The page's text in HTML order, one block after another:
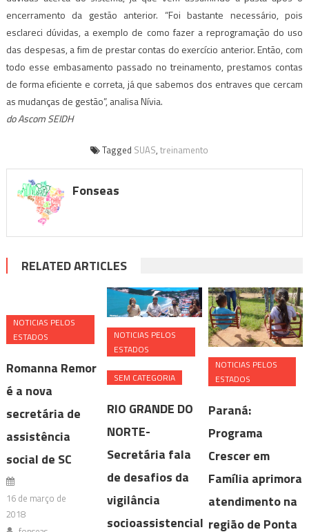
encerramento da gestão anterior. “Foi bastante necessário, pois
esclareci dúvidas, a exemplo de como fazer a reprogramação do uso
das despesas, a fim de prestar contas do exercício anterior. Então, com
todo esse embasamento passado no treinamento, prestamos contas
de forma eficiente e correta, já que sabemos dos entraves que cercam
as mudanças de gestão”, analisa Nívia.
do Ascom SEIDH
Tagged SUAS, treinamento
Fonseas
RELATED ARTICLES
NOTICIAS PELOS
ESTADOS
Romanna Remor
é a nova
secretária de
assistência
social de SC
16 de março de
2018
NOTICIAS PELOS
ESTADOS
SEM CATEGORIA
RIO GRANDE DO
NORTE-
Secretária fala
de desafios da
vigilância
socioassistencial
NOTICIAS PELOS
ESTADOS
Paraná:
Programa
Crescer em
Família aprimora
atendimento na
região de Ponta